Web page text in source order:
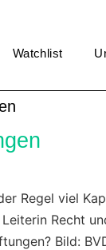
Watchlist
Regel viel
Recht
Bild: